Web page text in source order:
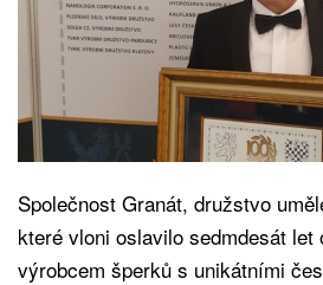
Společnost Granát, družstvo
které vloni oslavilo sedmdesát
výrobcem šperků s unikátními